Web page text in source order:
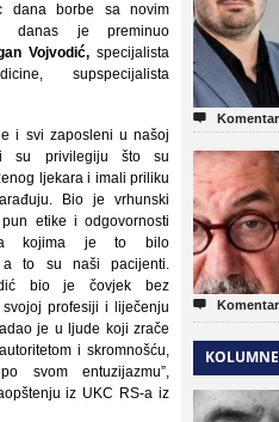
dana borbe sa novim
danas je preminuo
Vojvodić,specijalista
supspecijalista
i svi zaposleni u našoj
su privilegiju što su
ljekara i imali priliku
Bio je vrhunski
etike i odgovornosti
kojima je to bilo
a to su naši pacijenti.
bio je čovjek bez
profesiji i liječenju
je u ljude koji zrače
i skromnošću,
svom entuzijazmu”,
iz UKC RS-a iz


KOLUMNE